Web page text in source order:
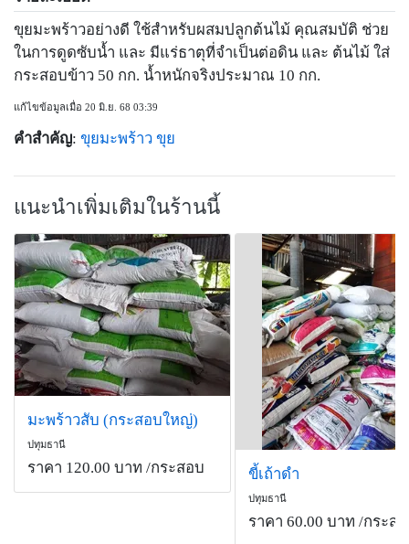
ขุยมะพร้าวอย่างดี ใช้สำหรับผสมปลูกต้นไม้ คุณสมบัติ ช่วย
ในการดูดซับน้ำ และ มีแร่ธาตุที่จำเป็นต่อดิน และ ต้นไม้ ใส่
กระสอบข้าว 50 กก. น้ำหนักจริงประมาณ 10 กก.
แก้ไขข้อมูลเมื่อ 20 มิ.ย. 68 03:39
คำสำคัญ: ขุยมะพร้าว ขุย
แนะนำเพิ่มเติมในร้านนี้
มะพร้าวสับ (กระสอบใหญ่)
ปทุมธานี
ราคา 120.00 บาท /กระสอบ ขี้เถ้าดำ
ปทุมธานี
ราคา 60.00 บาท /กระส